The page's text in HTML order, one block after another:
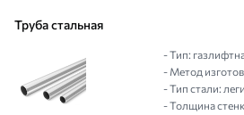
Труба стальная
- Тип:
- Метод
- Тип стали:
- Толщина